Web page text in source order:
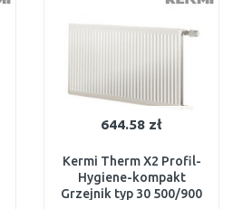
644.58 zł
Kermi Therm X2 Profil-
Hygiene-kompakt
Grzejnik typ 30 500/900